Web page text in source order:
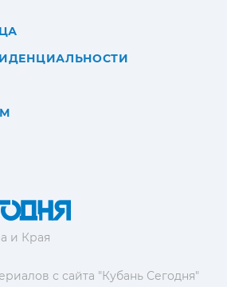
и Края
с сайта "Кубань Сегодня"